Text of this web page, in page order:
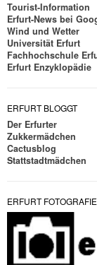
Tourist-Information
Erfurt-News bei
Wind und Wetter
Universität Erfurt
Fachhochschule
Erfurt Enzyklopädie
ERFURT BLOGGT
Der Erfurter
Zukkermädchen
Cactusblog
Stattstadtmädchen
ERFURT